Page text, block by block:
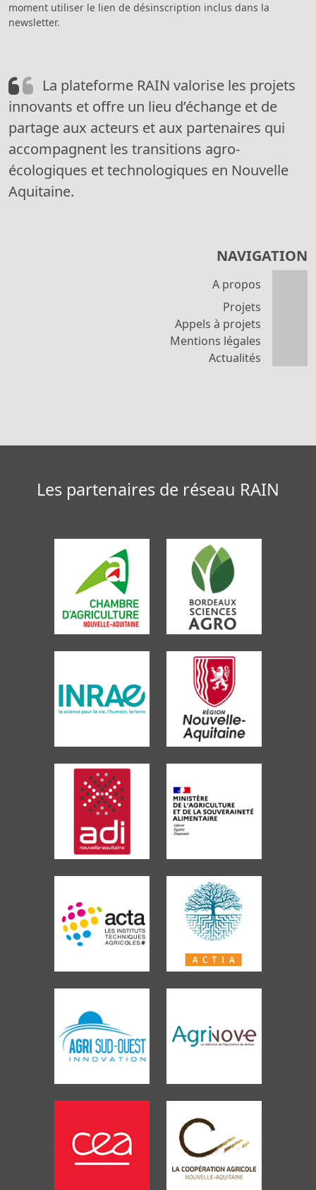
moment utiliser le lien de désinscription inclus dans la
newsletter.
La plateforme RAIN valorise les projets
innovants et offre un lieu d’échange et de
partage aux acteurs et aux partenaires qui
accompagnent les transitions agro-
écologiques et technologiques en Nouvelle
Aquitaine.
NAVIGATION
A propos
Projets
Appels à projets
Mentions légales
Actualités
Les partenaires de réseau RAIN